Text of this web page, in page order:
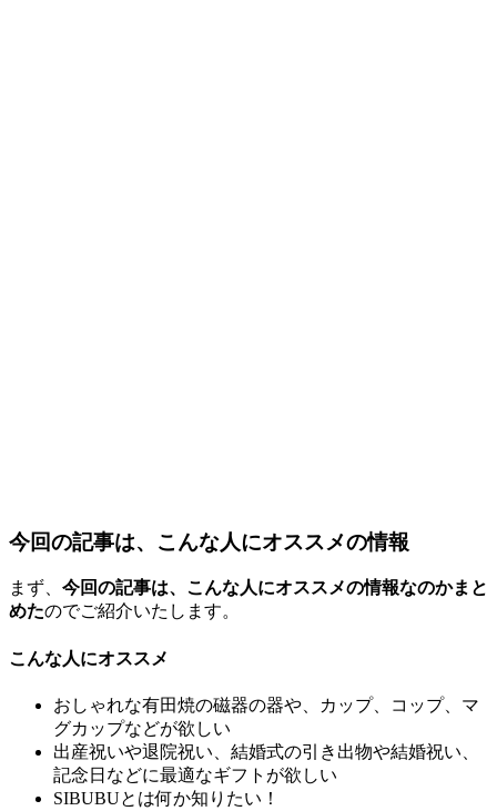
今回の記事は、こんな人にオススメの情報
まず、 今回の記事は、こんな人にオススメの情報なのかまと
めたのでご紹介いたします。
こんな人にオススメ
おしゃれな有田焼の磁器の器や、カップ、コップ、マ
グカップなどが欲しい
出産祝いや退院祝い、結婚式の引き出物や結婚祝い、
記念日などに最適なギフトが欲しい
SIBUBUとは何か知りたい！